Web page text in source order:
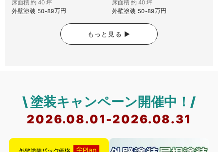
床面積 約 40 坪
外壁塗装 50-89万円
床面積 約 40 坪
外壁塗装 50-89万円
もっと見る ▶︎
\ 塗装キャンペーン開催中！/
2026.08.01-2026.08.31